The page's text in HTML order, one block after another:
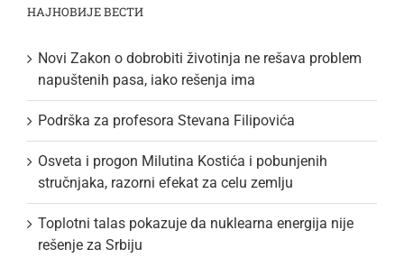
НАЈНОВИЈЕ ВЕСТИ
Novi Zakon o dobrobiti životinja ne rešava problem
napuštenih pasa, iako rešenja ima
Podrška za profesora Stevana Filipovića
Osveta i progon Milutina Kostića i pobunjenih
stručnjaka, razorni efekat za celu zemlju
Toplotni talas pokazuje da nuklearna energija nije
rešenje za Srbiju